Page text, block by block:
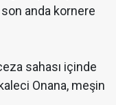
anda kornere
sahası içinde
Onana, meşin